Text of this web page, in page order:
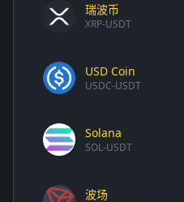
瑞波币
XRP-USDT
USD Coin
USDC-USDT
Solana
SOL-USDT
波场